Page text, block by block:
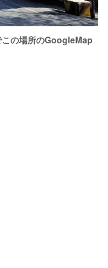
の場所のGoogleMap